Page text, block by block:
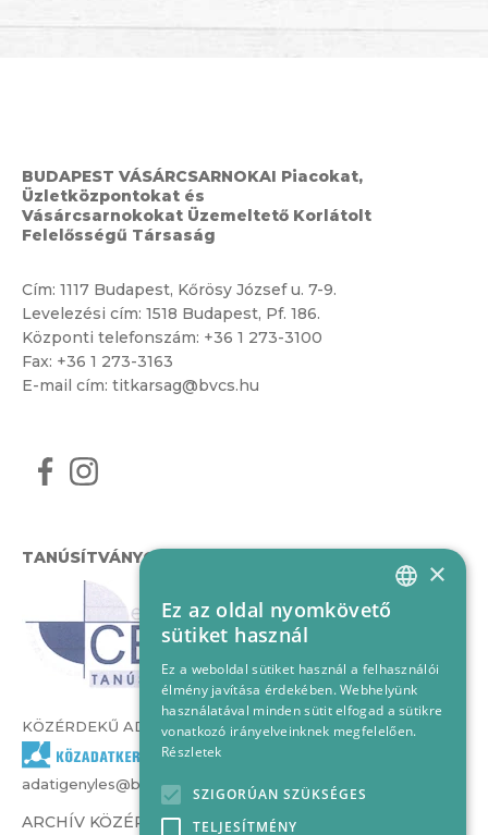
BUDAPEST VÁSÁRCSARNOKAI Piacokat,
Üzletközpontokat és
Vásárcsarnokokat Üzemeltető Korlátolt
Felelősségű Társaság
Cím: 1117 Budapest, Kőrösy József u. 7-9.
Levelezési cím: 1518 Budapest, Pf. 186.
Központi telefonszám: +36 1 273-3100
Fax: +36 1 273-3163
E-mail cím: titkarsag@bvcs.hu
TANÚSÍTVÁNYOK
KÖZÉRDEKŰ ADATOK
adatigenyles@bvcs.hu
ARCHÍV KÖZÉRDEKŰ ADATOK –
HUNGARIAN
×
Ez az oldal nyomkövető
sütiket használ
Ez a weboldal sütiket használ a felhasználói
élmény javítása érdekében. Webhelyünk
használatával minden sütit elfogad a sütikre
vonatkozó irányelveinknek megfelelően.
Részletek
SZIGORÚAN SZÜKSÉGES
TELJESÍTMÉNY